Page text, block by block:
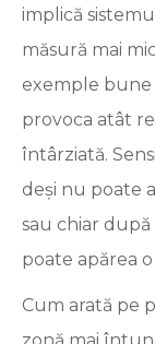
implică
măsură mai
exemple
provoca atât
întârziată.
deși nu poate
sau chiar
poate apărea
Cum arată pe